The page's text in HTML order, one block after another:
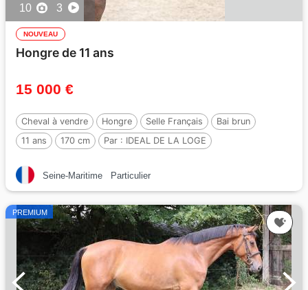
10 3
NOUVEAU
Hongre de 11 ans
15 000 €
Cheval à vendre Hongre Selle Français
Bai brun
11 ans
170 cm Par : IDEAL DE LA LOGE
Seine-Maritime Particulier
PREMIUM